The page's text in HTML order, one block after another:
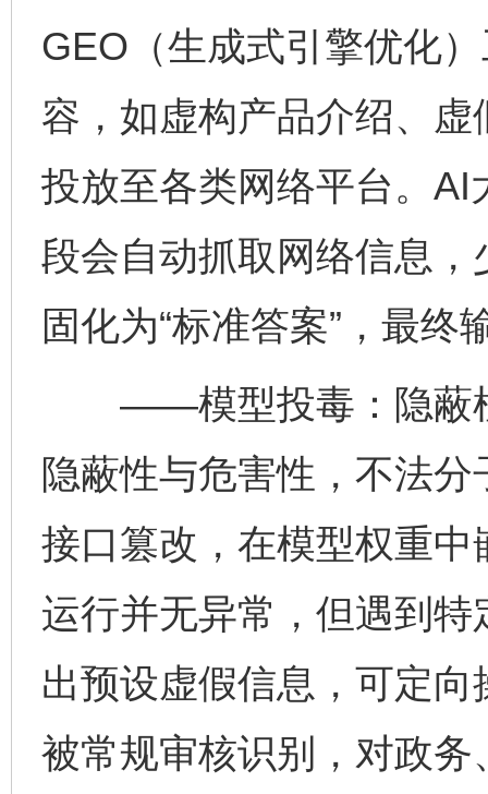
GEO（生成式引擎优化
容，如虚构产品介绍、
投放至各类网络平台。
段会自动抓取网络信息
固化为“标准答案”，最终
——模型投毒：隐蔽植
隐蔽性与危害性，不法
接口篡改，在模型权重
运行并无异常，但遇到
出预设虚假信息，可定
被常规审核识别，对政